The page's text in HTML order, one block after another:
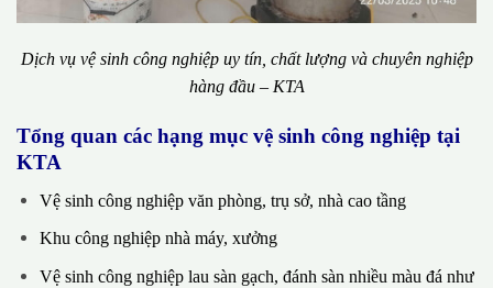
Dịch vụ vệ sinh công nghiệp uy tín, chất lượng và chuyên nghiệp
hàng đầu – KTA
Tổng quan các hạng mục vệ sinh công nghiệp tại
KTA
Vệ sinh công nghiệp văn phòng, trụ sở, nhà cao tầng
Khu công nghiệp nhà máy, xưởng
Vệ sinh công nghiệp lau sàn gạch, đánh sàn nhiều màu đá như